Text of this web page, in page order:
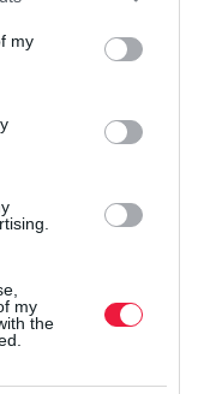
You may click to
third-party tags to
in below Google
my
my
the